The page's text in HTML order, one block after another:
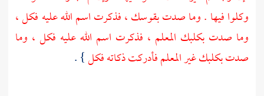
وكلوا فيها . وما صدت بقوسك ، فذكرت اسم الله عليه فكل ،
وما صدت بكلبك المعلم ، فذكرت اسم الله عليه فكل ، وما
صدت بكلبك غير المعلم فأدركت ذكاته فكل} .